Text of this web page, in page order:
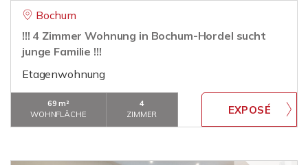
Bochum
!!! 4 Zimmer Wohnung in Bochum-Hordel sucht
junge Familie !!!
Etagenwohnung
69 m²
WOHNFLÄCHE
4
ZIMMER